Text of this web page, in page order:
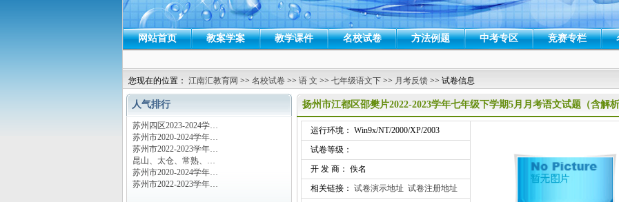
网站首页 教案学案 教学课件 名校试卷 方法例题 中考专区 竞赛专栏
您现在的位置： 江南汇教育网 >> 名校试卷 >> 语 文 >> 七年级语文下 >> 月考反馈 >> 试卷信息
人气排行
苏州四区2023-2024学…
苏州市2020-2024学年…
苏州市2022-2023学年…
昆山、太仓、常熟、…
苏州市2020-2024学年…
苏州市2022-2023学年…
扬州市江都区邵樊片2022-2023学年七年级下学期5月月考语文试题（含解析
运行环境： Win9x/NT/2000/XP/2003
试卷等级：
开 发 商： 佚名
相关链接： 试卷演示地址 试卷注册地址